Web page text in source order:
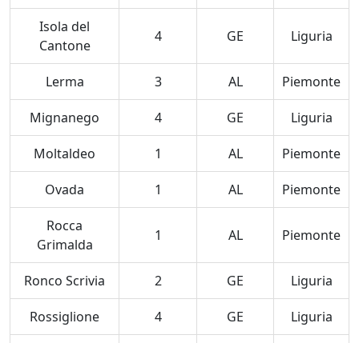
Isola del
Cantone
4 GE Liguria
Lerma 3 AL Piemonte
Mignanego 4 GE Liguria
Moltaldeo 1 AL Piemonte
Ovada 1 AL Piemonte
Rocca
Grimalda
1 AL Piemonte
Ronco Scrivia 2 GE Liguria
Rossiglione 4 GE Liguria